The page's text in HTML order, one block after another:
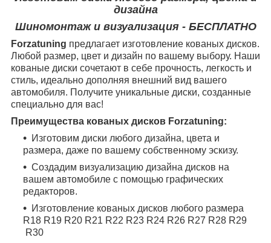
дизайна
Шиномонтаж и визуализация - БЕСПЛАТНО
Forzatuning предлагает изготовление кованых дисков.
Любой размер, цвет и дизайн по вашему выбору. Наши
кованые диски сочетают в себе прочность, легкость и
стиль, идеально дополняя внешний вид вашего
автомобиля. Получите уникальные диски, созданные
специально для вас!
Преимущества кованых дисков Forzatuning:
Изготовим диски любого дизайна, цвета и
размера, даже по вашему собственному эскизу.
Создадим визуализацию дизайна дисков на
вашем автомобиле с помощью графических
редакторов.
Изготовление кованых дисков любого размера
R18 R19 R20 R21 R22 R23 R24 R26 R27 R28 R29
R30